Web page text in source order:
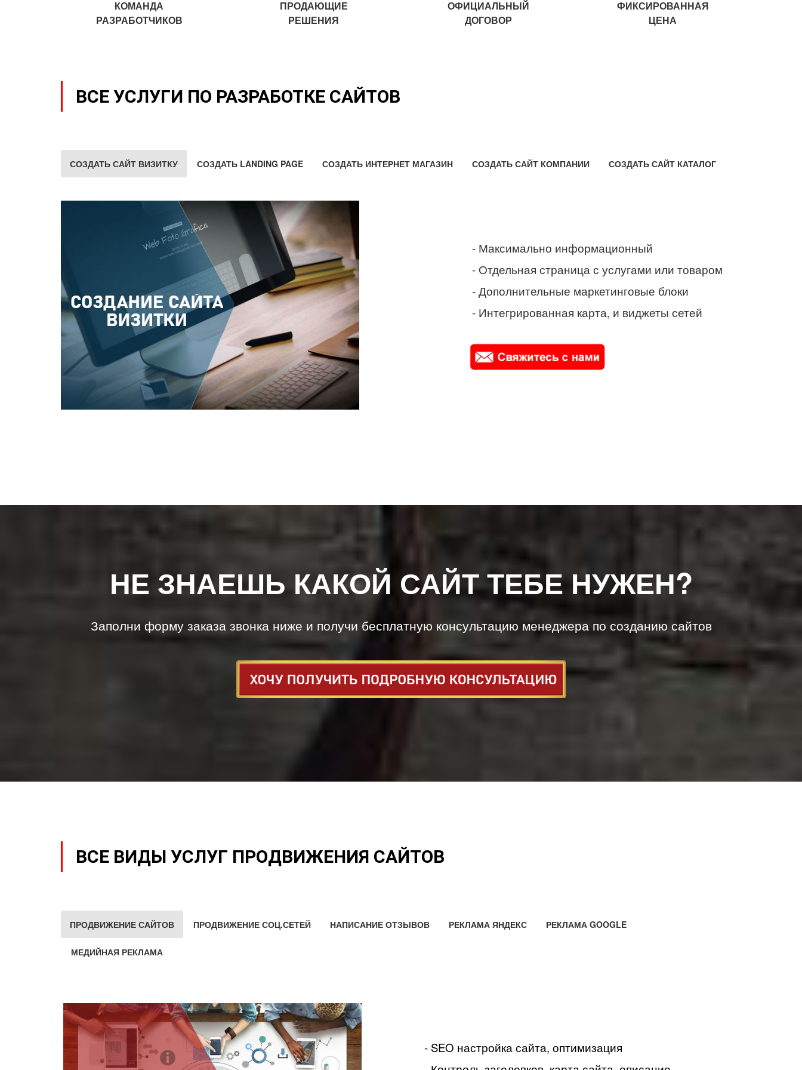
КОМАНДА
РАЗРАБОТЧИКОВ
ПРОДАЮЩИЕ
РЕШЕНИЯ
ОФИЦИАЛЬНЫЙ
ДОГОВОР
ФИКСИРОВАННАЯ
ЦЕНА
ВСЕ УСЛУГИ ПО РАЗРАБОТКЕ САЙТОВ
СОЗДАТЬ САЙТ ВИЗИТКУ СОЗДАТЬ LANDING PAGE СОЗДАТЬ ИНТЕРНЕТ МАГАЗИН СОЗДАТЬ САЙТ КОМПАНИИ СОЗДАТЬ САЙТ КАТАЛОГ
- Максимально информационный
- Отдельная страница с услугами или товаром
- Дополнительные маркетинговые блоки
- Интегрированная карта, и виджеты сетей
НЕ ЗНАЕШЬ КАКОЙ САЙТ ТЕБЕ НУЖЕН?
Заполни форму заказа звонка ниже и получи бесплатную консультацию менеджера по созданию сайтов
ВСЕ ВИДЫ УСЛУГ ПРОДВИЖЕНИЯ САЙТОВ
ПРОДВИЖЕНИЕ САЙТОВ ПРОДВИЖЕНИЕ СОЦ.СЕТЕЙ НАПИСАНИЕ ОТЗЫВОВ РЕКЛАМА ЯНДЕКС РЕКЛАМА GOOGLE
МЕДИЙНАЯ РЕКЛАМА
- SEO настройка сайта, оптимизация